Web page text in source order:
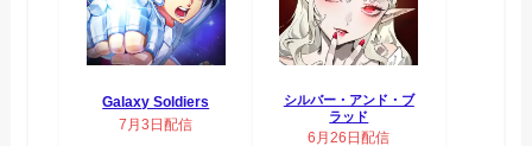
Galaxy Soldiers
7月3日配信
シルバー・アンド・ブ
ラッド
6月26日配信